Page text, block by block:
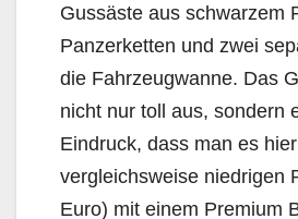
Gussäste aus schwarzem
Panzerketten und zwei
die Fahrzeugwanne. Das
nicht nur toll aus, sondern
Eindruck, dass man es
vergleichsweise niedrigen
Euro) mit einem Premium